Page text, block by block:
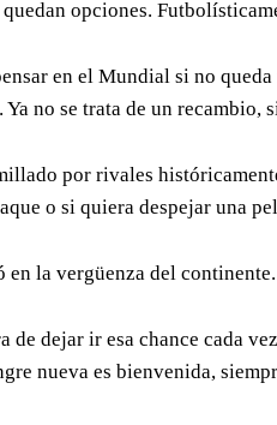
opciones.
en el Mundial si no
no se trata de un recambio,
por rivales
o si quiera despejar una
la vergüenza del continente.
de dejar ir esa chance cada
nueva es bienvenida,